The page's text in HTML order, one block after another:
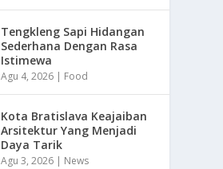
Tengkleng Sapi Hidangan
Sederhana Dengan Rasa
Istimewa
Agu 4, 2026 | Food
Kota Bratislava Keajaiban
Arsitektur Yang Menjadi
Daya Tarik
Agu 3, 2026 | News